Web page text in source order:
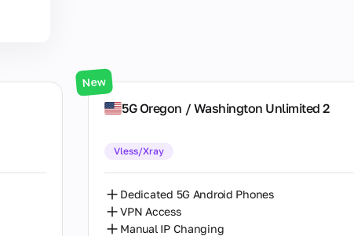
США
Велика Британія
Індонезія
Ірландія
5G Oregon / Washington Unlimited 2
New
Vless/Xray
Dedicated 5G Android Phones
VPN Access
Manual IP Changing